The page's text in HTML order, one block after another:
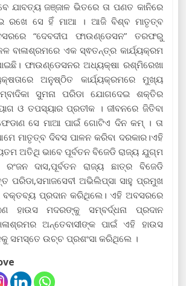
ଯାବତ୍ୟ ଜଞ୍ଜାଳ ଭିତରେ ତା ପଣତ କାନିରେ
ରଖେ ସେ ହିଁ ମାଆ । ଆଜି ବିଶ୍ବ ମାତୃତ୍ବ
“ଦେବଦୀପ ଫାଉଣ୍ଡେସନ” ତରଫରୁ
ବାଳାଶ୍ରମରେ ଏକ ସ୍ଵତନ୍ତ୍ର କାର୍ଯ୍ୟକ୍ରମ
ଫାଉଣ୍ଡେସନର ଅଧ୍ୟକ୍ଷା ରଶ୍ମିରେଖା
ଅନୁଷ୍ଠିତ କାର୍ଯ୍ୟକ୍ରମରେ ମୁଖ୍ୟ
ସୁମନା ପରିଡା ଯୋଗଦେଇ ଶକ୍ତିର
ଓ ତପସ୍ୟାର ପ୍ରତୀକ । ଜୀବନରେ ଜିତିବା
ସେ ମାଆ ପାଇଁ ଗୋଟିଏ ଦିନ କମ୍ । ତା
ମାତୃତ୍ବ ଦିବସ ପାଳନ କରିବା ଦରକାର।ଏହି
ଅତିଥି ଭାବେ ପୂର୍ବତନ ବିଜେଡି ରାଜ୍ୟ ଯୁଗ୍ମ
ଦାସ,ପୂର୍ବତନ ରାଜ୍ୟ ଛାତ୍ର ବିଜେଡି
ପରିଡା,ସମାଜସେବୀ ଅଭିଲିପ୍ସା ସାହୁ ପ୍ରମୁଖ
ପ୍ରଦାନ କରିଥିଲେ। ଏହି ଅବସରରେ
ହାଉସ ମଦରଙ୍କୁ ସମ୍ବର୍ଦ୍ଧନା ପ୍ରଦାନ
ଅନ୍ତେବାସୀଙ୍କ ପାଇଁ ଏହି ହାଉସ
ସମସ୍ତେ ଉଚ୍ଚ ପ୍ରଶଂସା କରିଥିଲେ ।